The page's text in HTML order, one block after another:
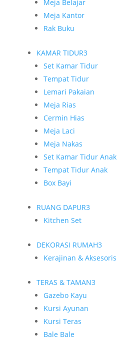
Meja Belajar
Meja Kantor
Rak Buku
KAMAR TIDUR3
Set Kamar Tidur
Tempat Tidur
Lemari Pakaian
Meja Rias
Cermin Hias
Meja Laci
Meja Nakas
Set Kamar Tidur Anak
Tempat Tidur Anak
Box Bayi
RUANG DAPUR3
Kitchen Set
DEKORASI RUMAH3
Kerajinan & Aksesoris
TERAS & TAMAN3
Gazebo Kayu
Kursi Ayunan
Kursi Teras
Bale Bale